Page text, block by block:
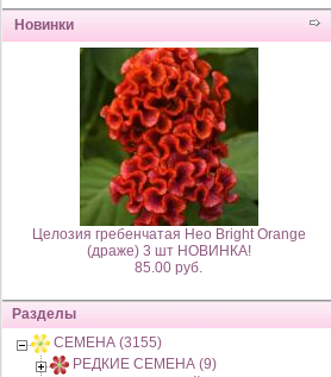
Новинки
Целозия гребенчатая Нео Bright Orange
(драже) 3 шт НОВИНКА!
85.00 руб.
Разделы
СЕМЕНА (3155)
РЕДКИЕ СЕМЕНА (9)